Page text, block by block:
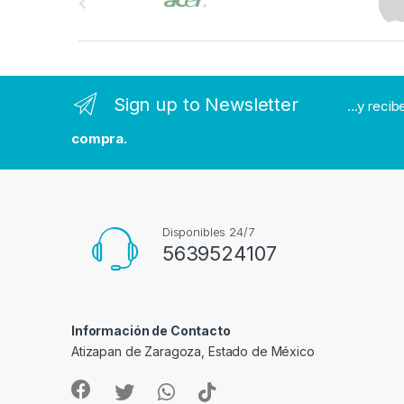
Sign up to Newsletter ...y
compra.
Disponibles 24/7
5639524107
Información de Contacto
Atizapan de Zaragoza, Estado de México